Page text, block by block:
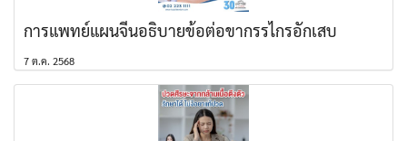
การแพทย์แผนจีนอธิบายข้อต่อขากรรไกรอักเสบ
7 ต.ค. 2568